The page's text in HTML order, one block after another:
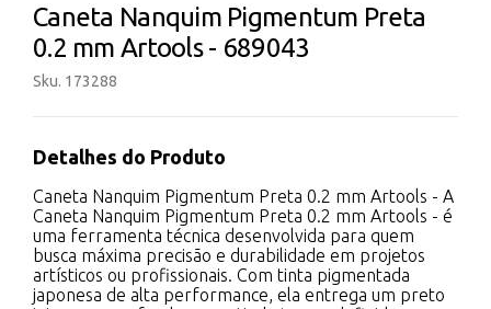
Caneta Nanquim Pigmentum Preta
0.2 mm Artools - 689043
Sku. 173288
Detalhes do Produto
Caneta Nanquim Pigmentum Preta 0.2 mm Artools - A
Caneta Nanquim Pigmentum Preta 0.2 mm Artools - é
uma ferramenta técnica desenvolvida para quem
busca máxima precisão e durabilidade em projetos
artísticos ou profissionais. Com tinta pigmentada
japonesa de alta performance, ela entrega um preto